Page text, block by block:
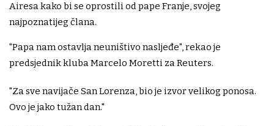
Airesa kako bi se oprostili od pape Franje, svojeg
najpoznatijeg člana.
"Papa nam ostavlja neuništivo nasljeđe", rekao je
predsjednik kluba Marcelo Moretti za Reuters.
"Za sve navijače San Lorenza, bio je izvor velikog ponosa.
Ovo je jako tužan dan."